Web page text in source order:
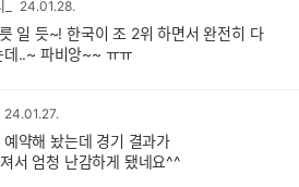
24.01.28.
일 듯~! 한국이 조 2위 하면서 완전히 다
데..~ 파비앙~~ ㅠㅠ
24.01.27.
약해 놨는데 경기 결과가
서 엄청 난감하게 됐네요^^